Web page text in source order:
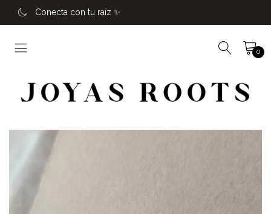
Conecta con tu raíz ✨️
0